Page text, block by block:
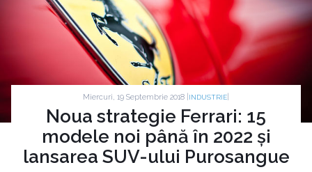
Miercuri, 19 Septembrie 2018 | INDUSTRIE
Noua strategie Ferrari: 15
modele noi până în 2022 și
lansarea SUV-ului Purosangue